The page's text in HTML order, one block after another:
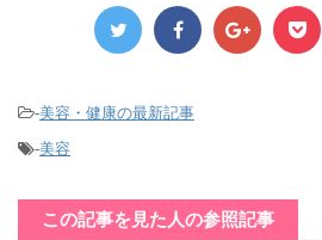
-美容・健康の最新記事
-美容
この記事を見た人の参照記事